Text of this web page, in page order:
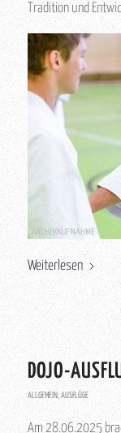
Tradition und
Weiterlesen
DOJO-
ALLGEMEIN, AUSFLÜGE
Am 28.06.2025